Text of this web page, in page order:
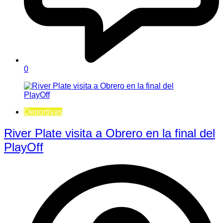
0
Deportivas
River Plate visita a Obrero en la final del
PlayOff